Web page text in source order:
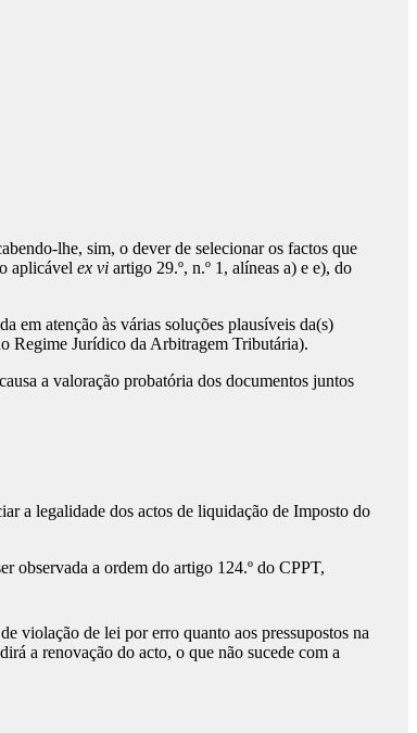
lhe, sim, o dever de selecionar os factos que
aplicável ex vi artigo 29.º, n.º 1, alíneas a) e e), do
em atenção às várias soluções plausíveis da(s)
Regime Jurídico da Arbitragem Tributária).
a valoração probatória dos documentos juntos
a legalidade dos actos de liquidação de Imposto do
observada a ordem do artigo 124.º do CPPT,
violação de lei por erro quanto aos pressupostos na
a renovação do acto, o que não sucede com a